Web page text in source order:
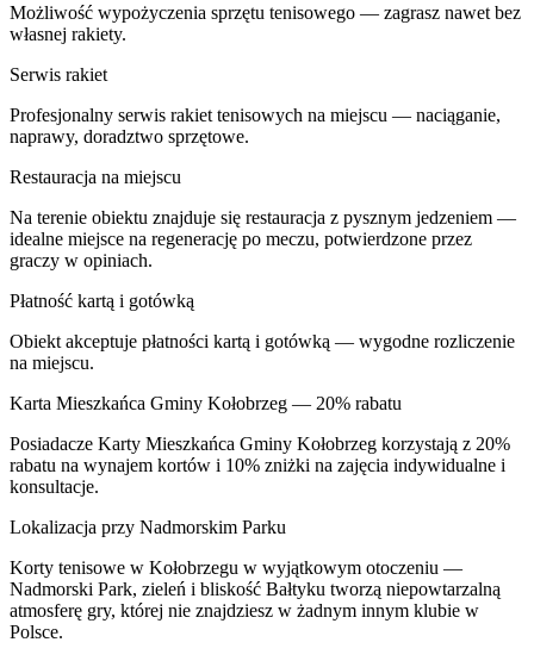
Możliwość wypożyczenia sprzętu tenisowego — zagrasz nawet bez
własnej rakiety.
Serwis rakiet
Profesjonalny serwis rakiet tenisowych na miejscu — naciąganie,
naprawy, doradztwo sprzętowe.
Restauracja na miejscu
Na terenie obiektu znajduje się restauracja z pysznym jedzeniem —
idealne miejsce na regenerację po meczu, potwierdzone przez
graczy w opiniach.
Płatność kartą i gotówką
Obiekt akceptuje płatności kartą i gotówką — wygodne rozliczenie
na miejscu.
Karta Mieszkańca Gminy Kołobrzeg — 20% rabatu
Posiadacze Karty Mieszkańca Gminy Kołobrzeg korzystają z 20%
rabatu na wynajem kortów i 10% zniżki na zajęcia indywidualne i
konsultacje.
Lokalizacja przy Nadmorskim Parku
Korty tenisowe w Kołobrzegu w wyjątkowym otoczeniu —
Nadmorski Park, zieleń i bliskość Bałtyku tworzą niepowtarzalną
atmosferę gry, której nie znajdziesz w żadnym innym klubie w
Polsce.